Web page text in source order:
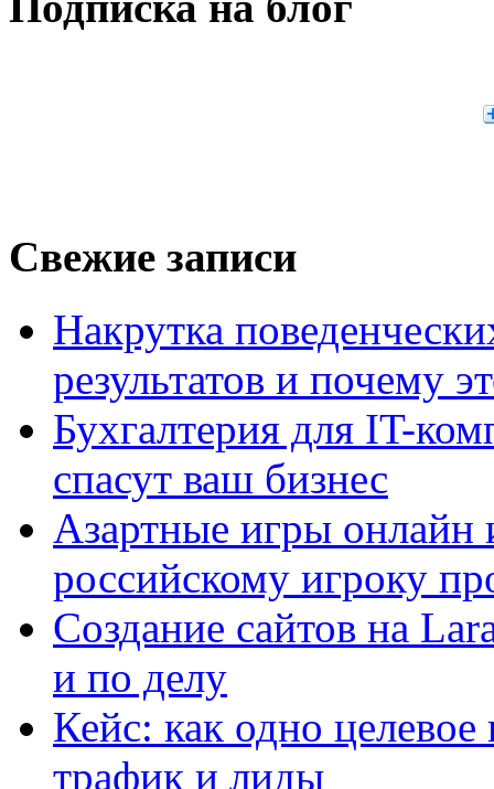
Свежие записи
Накрутка
результатов и почему
Бухгалтерия для IT-
спасут ваш бизнес
Азартные игры онлайн
российскому игроку
Создание сайтов на
и по делу
Кейс: как одно
трафик и лиды